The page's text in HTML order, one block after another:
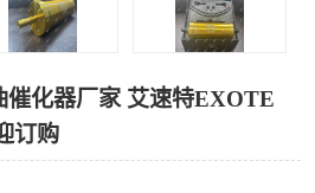
催化器厂家 艾速特EXOTE
订购